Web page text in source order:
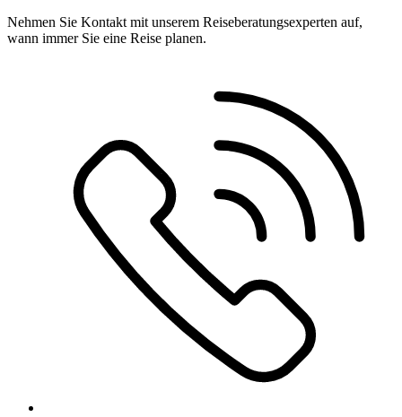
Nehmen Sie Kontakt mit unserem Reiseberatungsexperten auf,
wann immer Sie eine Reise planen.